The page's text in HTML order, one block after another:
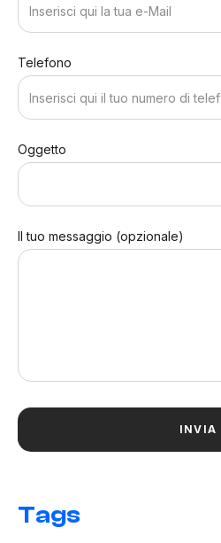
Telefono
Oggetto
Il tuo messaggio (opzionale)
Tags